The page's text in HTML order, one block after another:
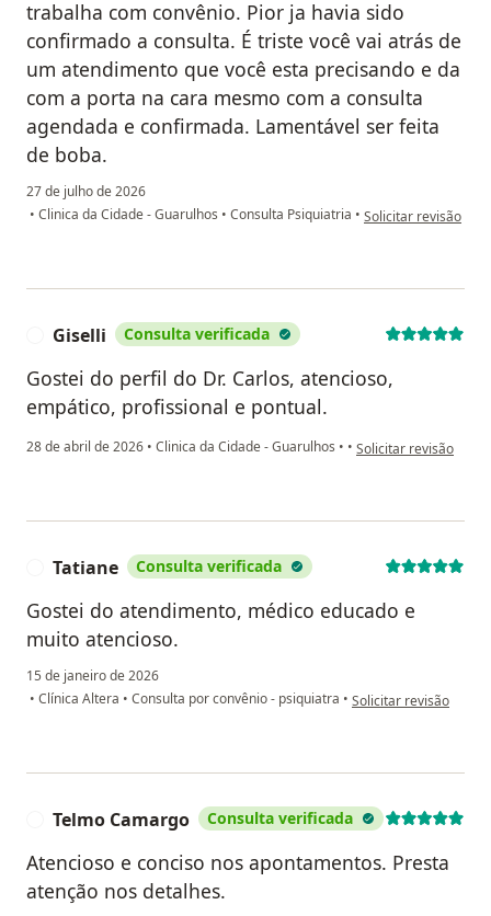
trabalha com convênio. Pior ja havia sido
confirmado a consulta. É triste você vai atrás de
um atendimento que você esta precisando e da
com a porta na cara mesmo com a consulta
agendada e confirmada. Lamentável ser feita
de boba.
27 de julho de 2026
• Clinica da Cidade - Guarulhos • Consulta Psiquiatria • na opinião do
Solicitar revisão
Giselli Consulta verificada
Gostei do perfil do Dr. Carlos, atencioso,
empático, profissional e pontual.
28 de abril de 2026 • Clinica da Cidade - Guarulhos • • na opinião do
Solicitar revisão
Tatiane Consulta verificada
Gostei do atendimento, médico educado e
muito atencioso.
15 de janeiro de 2026
• Clínica Altera • Consulta por convênio - psiquiatra • na opinião do
Solicitar revisão
Telmo Camargo Consulta verificada
Atencioso e conciso nos apontamentos. Presta
atenção nos detalhes.